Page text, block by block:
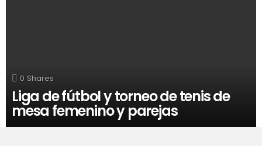
0 Shares
Liga de fútbol y torneo de tenis de
mesa femenino y parejas